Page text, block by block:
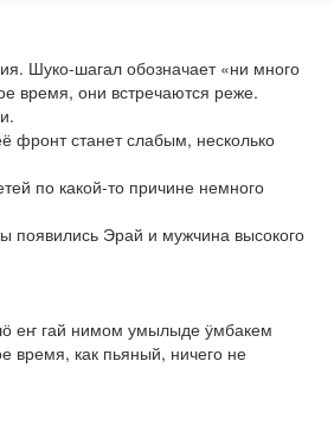
Шуко-шагал обозначает «ни много
время, они встречаются реже.
станет слабым, несколько
по какой-то причине немного
появились Эрай и мужчина высокого
еҥ гай нимом умылыде ӱмбакем
время, как пьяный, ничего не